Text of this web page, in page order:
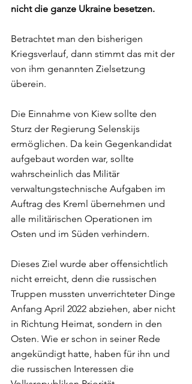
nicht die ganze Ukraine besetzen.
Betrachtet man den bisherigen
Kriegsverlauf, dann stimmt das mit der
von ihm genannten Zielsetzung
überein.
Die Einnahme von Kiew sollte den
Sturz der Regierung Selenskijs
ermöglichen. Da kein Gegenkandidat
aufgebaut worden war, sollte
wahrscheinlich das Militär
verwaltungstechnische Aufgaben im
Auftrag des Kreml übernehmen und
alle militärischen Operationen im
Osten und im Süden verhindern.
Dieses Ziel wurde aber offensichtlich
nicht erreicht, denn die russischen
Truppen mussten unverrichteter Dinge
Anfang April 2022 abziehen, aber nicht
in Richtung Heimat, sondern in den
Osten. Wie er schon in seiner Rede
angekündigt hatte, haben für ihn und
die russischen Interessen die